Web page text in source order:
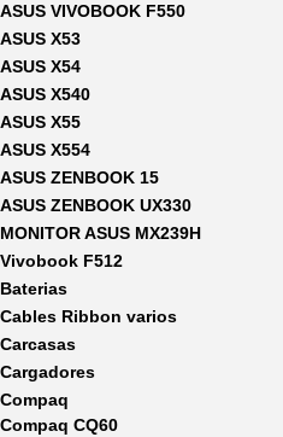
ASUS VIVOBOOK F550
ASUS X53
ASUS X54
ASUS X540
ASUS X55
ASUS X554
ASUS ZENBOOK 15
ASUS ZENBOOK UX330
MONITOR ASUS MX239H
Vivobook F512
Baterias
Cables Ribbon varios
Carcasas
Cargadores
Compaq
Compaq CQ60